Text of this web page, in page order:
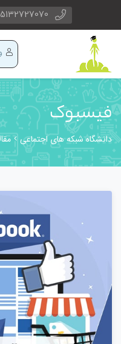
فیسبوک
دانشگاه شبکه های اجتماعی